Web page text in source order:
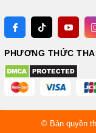
PHƯƠNG THỨC
© Bản quyền